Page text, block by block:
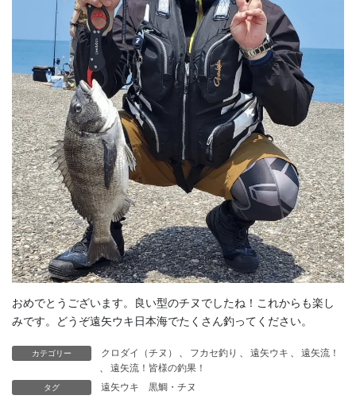
おめでとうございます。良い型のチヌでしたね！これからも楽し
みです。どうぞ遠矢ウキ日本海でたくさん釣ってください。
カテゴリー クロダイ（チヌ） 、 フカセ釣り 、 遠矢ウキ 、
遠矢流！
、
遠矢流！皆様の釣果！
タグ 遠矢ウキ 黒鯛・チヌ